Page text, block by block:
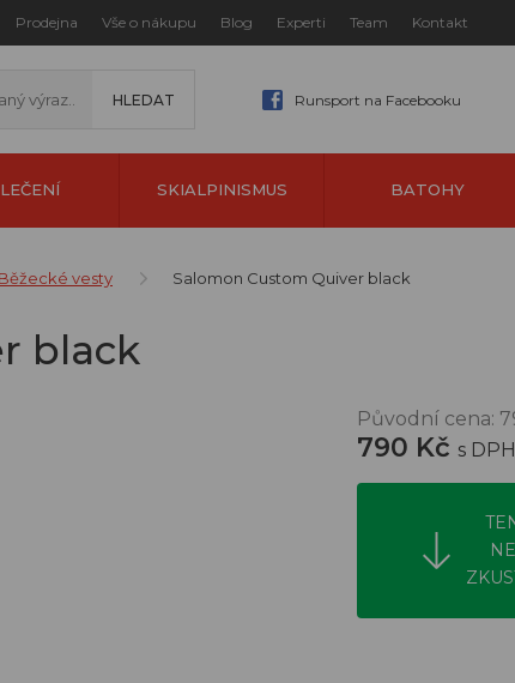
Prodejna Vše o nákupu Blog Experti Team Kontakt
Runsport na Facebooku
SKIALPINISMUS BATOHY
Běžecké vesty Salomon Custom Quiver black
black
Původní cena:
790 Kč s DPH